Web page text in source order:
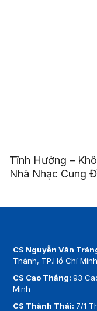
Tĩnh Hưởng –
Nhã Nhạc Cung
CS Nguyễn Văn
Thành, TP.Hồ Chí Minh
CS Cao Thắng:93
Minh
CS Thành Thái: 7/1